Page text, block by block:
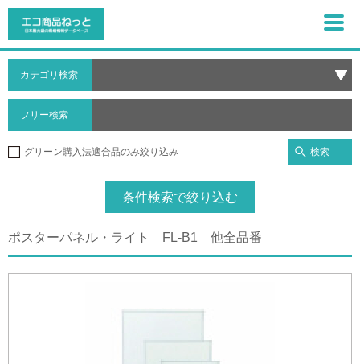
カテゴリ検索
フリー検索
グリーン購入法適合品のみ絞り込み 検索
条件検索で絞り込む
ポスターパネル・ライト FL-B1 他全品番